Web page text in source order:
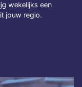
wekelijks een
jouw regio.